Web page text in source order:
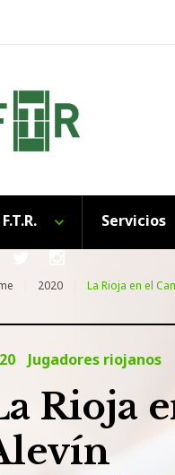
F.T.R. Servicios
2020 La Rioja en el
Jugadores riojanos
Rioja